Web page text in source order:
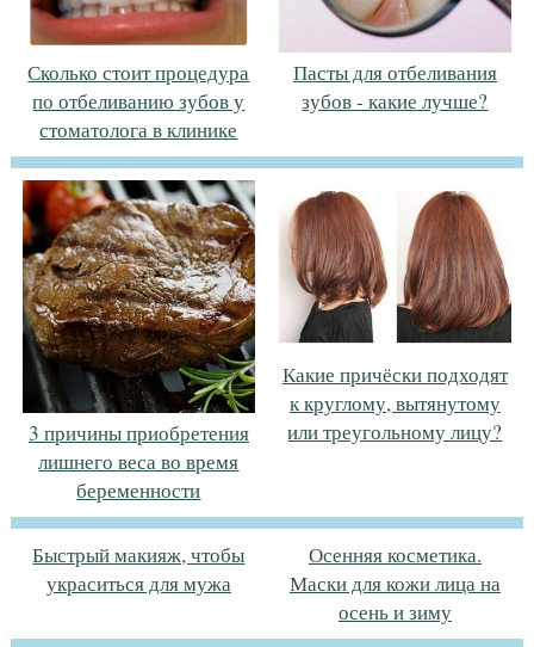
Сколько стоит процедура
по отбеливанию зубов у
стоматолога в клинике
Пасты для отбеливания
зубов - какие лучше?
3 причины приобретения
лишнего веса во время
беременности
Какие причёски подходят
к круглому, вытянутому
или треугольному лицу?
Быстрый макияж, чтобы
украситься для мужа
Осенняя косметика.
Маски для кожи лица на
осень и зиму